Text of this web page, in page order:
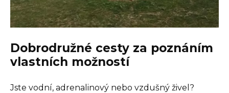
Dobrodružné cesty za poznáním
vlastních možností
Jste vodní, adrenalinový nebo vzdušný živel?